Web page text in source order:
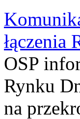
łączenia
OSP
Rynku
na